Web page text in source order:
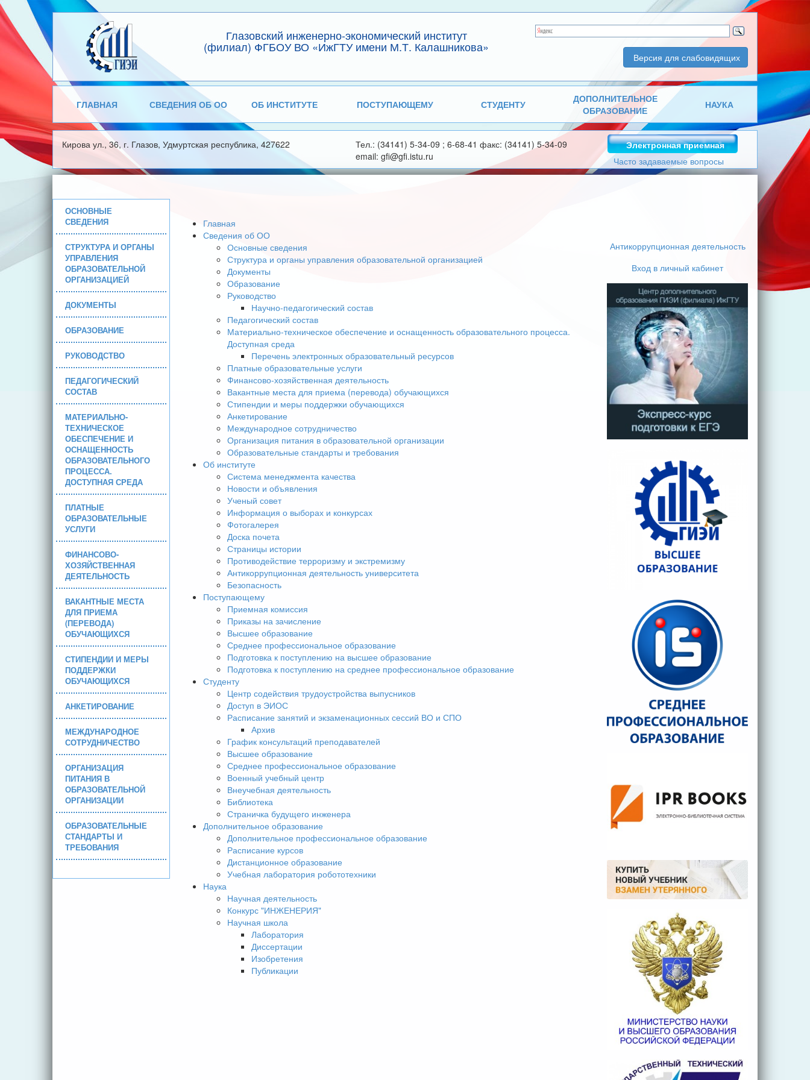
Глазовский инженерно-экономический институт
(филиал) ФГБОУ ВО «ИжГТУ имени М.Т. Калашникова»
Версия для слабовидящих
ГЛАВНАЯ СВЕДЕНИЯ ОБ ОО ОБ ИНСТИТУТЕ ПОСТУПАЮЩЕМУ СТУДЕНТУ
ДОПОЛНИТЕЛЬНОЕ
ОБРАЗОВАНИЕ
НАУКА
Кирова ул., 36, г. Глазов, Удмуртская республика, 427622
Тел.: (34141) 5-34-09 ; 6-68-41 факс: (34141) 5-34-09
email: gfi@gfi.istu.ru
Электронная приемная
Часто задаваемые вопросы
ОСНОВНЫЕ
СВЕДЕНИЯ
СТРУКТУРА И ОРГАНЫ
УПРАВЛЕНИЯ
ОБРАЗОВАТЕЛЬНОЙ
ОРГАНИЗАЦИЕЙ
ДОКУМЕНТЫ
ОБРАЗОВАНИЕ
РУКОВОДСТВО
ПЕДАГОГИЧЕСКИЙ
СОСТАВ
МАТЕРИАЛЬНО-
ТЕХНИЧЕСКОЕ
ОБЕСПЕЧЕНИЕ И
ОСНАЩЕННОСТЬ
ОБРАЗОВАТЕЛЬНОГО
ПРОЦЕССА.
ДОСТУПНАЯ СРЕДА
ПЛАТНЫЕ
ОБРАЗОВАТЕЛЬНЫЕ
УСЛУГИ
ФИНАНСОВО-
ХОЗЯЙСТВЕННАЯ
ДЕЯТЕЛЬНОСТЬ
ВАКАНТНЫЕ МЕСТА
ДЛЯ ПРИЕМА
(ПЕРЕВОДА)
ОБУЧАЮЩИХСЯ
СТИПЕНДИИ И МЕРЫ
ПОДДЕРЖКИ
ОБУЧАЮЩИХСЯ
АНКЕТИРОВАНИЕ
МЕЖДУНАРОДНОЕ
СОТРУДНИЧЕСТВО
ОРГАНИЗАЦИЯ
ПИТАНИЯ В
ОБРАЗОВАТЕЛЬНОЙ
ОРГАНИЗАЦИИ
ОБРАЗОВАТЕЛЬНЫЕ
СТАНДАРТЫ И
ТРЕБОВАНИЯ
Главная
Сведения об ОО
Основные сведения
Структура и органы управления образовательной организацией
Документы
Образование
Руководство
Научно-педагогический состав
Педагогический состав
Материально-техническое обеспечение и оснащенность образовательного процесса.
Доступная среда
Перечень электронных образовательный ресурсов
Платные образовательные услуги
Финансово-хозяйственная деятельность
Вакантные места для приема (перевода) обучающихся
Стипендии и меры поддержки обучающихся
Анкетирование
Международное сотрудничество
Организация питания в образовательной организации
Образовательные стандарты и требования
Об институте
Система менеджмента качества
Новости и объявления
Ученый совет
Информация о выборах и конкурсах
Фотогалерея
Доска почета
Страницы истории
Противодействие терроризму и экстремизму
Антикоррупционная деятельность университета
Безопасность
Поступающему
Приемная комиссия
Приказы на зачисление
Высшее образование
Среднее профессиональное образование
Подготовка к поступлению на высшее образование
Подготовка к поступлению на среднее профессиональное образование
Студенту
Центр содействия трудоустройства выпусников
Доступ в ЭИОС
Расписание занятий и экзаменационных сессий ВО и СПО
Архив
График консультаций преподавателей
Высшее образование
Среднее профессиональное образование
Военный учебный центр
Внеучебная деятельность
Библиотека
Страничка будущего инженера
Дополнительное образование
Дополнительное профессиональное образование
Расписание курсов
Дистанционное образование
Учебная лаборатория робототехники
Наука
Научная деятельность
Конкурс "ИНЖЕНЕРИЯ"
Научная школа
Лаборатория
Диссертации
Изобретения
Публикации
Антикоррупционная деятельность
Вход в личный кабинет